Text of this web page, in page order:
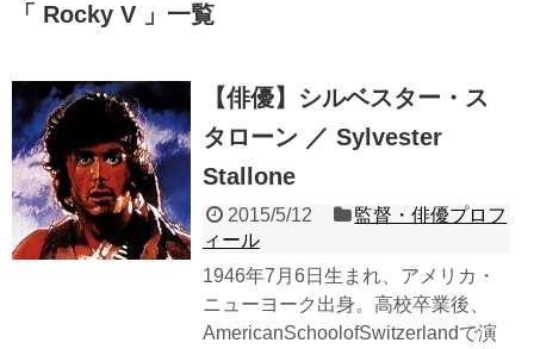
Rocky V 一覧
【俳優】シルベスター・ス
タローン ／ Sylvester
Stallone
2015/5/12
監督・俳優プロフ
ィール
1946年7月6日生まれ、アメリカ・
ニューヨーク出身。高校卒業後、
AmericanSchoolofSwitzerlandで演